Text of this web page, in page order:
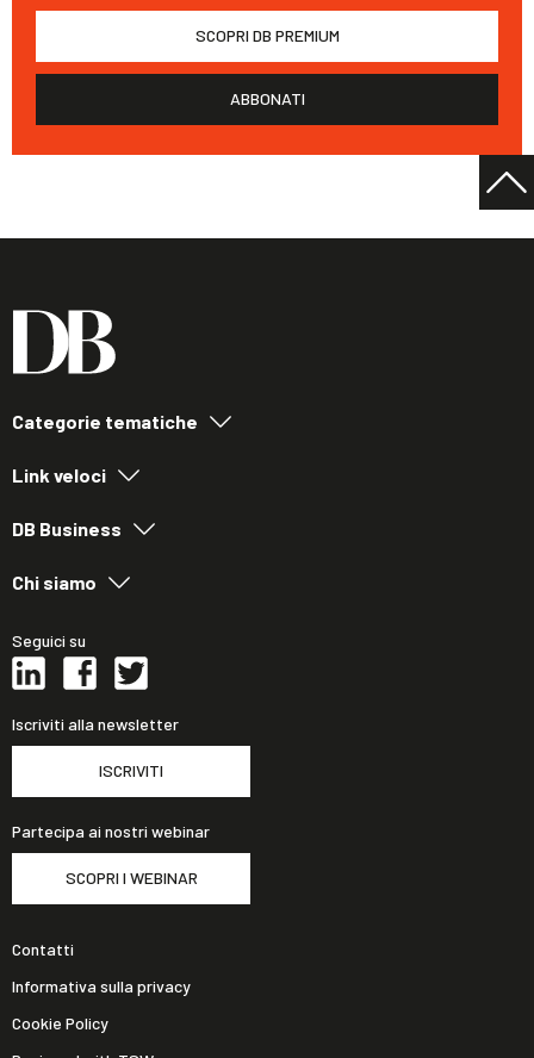
SCOPRI DB PREMIUM
ABBONATI
Categorie tematiche
Link veloci
DB Business
Chi siamo
Seguici su
Iscriviti alla newsletter
ISCRIVITI
Partecipa ai nostri webinar
SCOPRI I WEBINAR
Contatti
Informativa sulla privacy
Cookie Policy